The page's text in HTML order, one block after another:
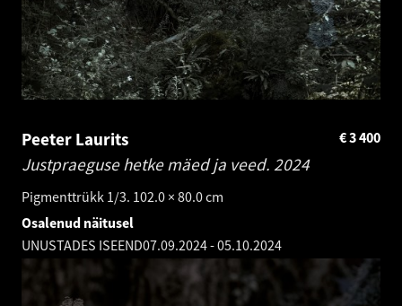
Peeter Laurits
Justpraeguse hetke mäed ja veed. 2024
Pigmenttrükk 1/3. 102.0 × 80.0 cm
3 400
€
Osalenud näitusel
UNUSTADES ISEEND07.09.2024-05.10.2024